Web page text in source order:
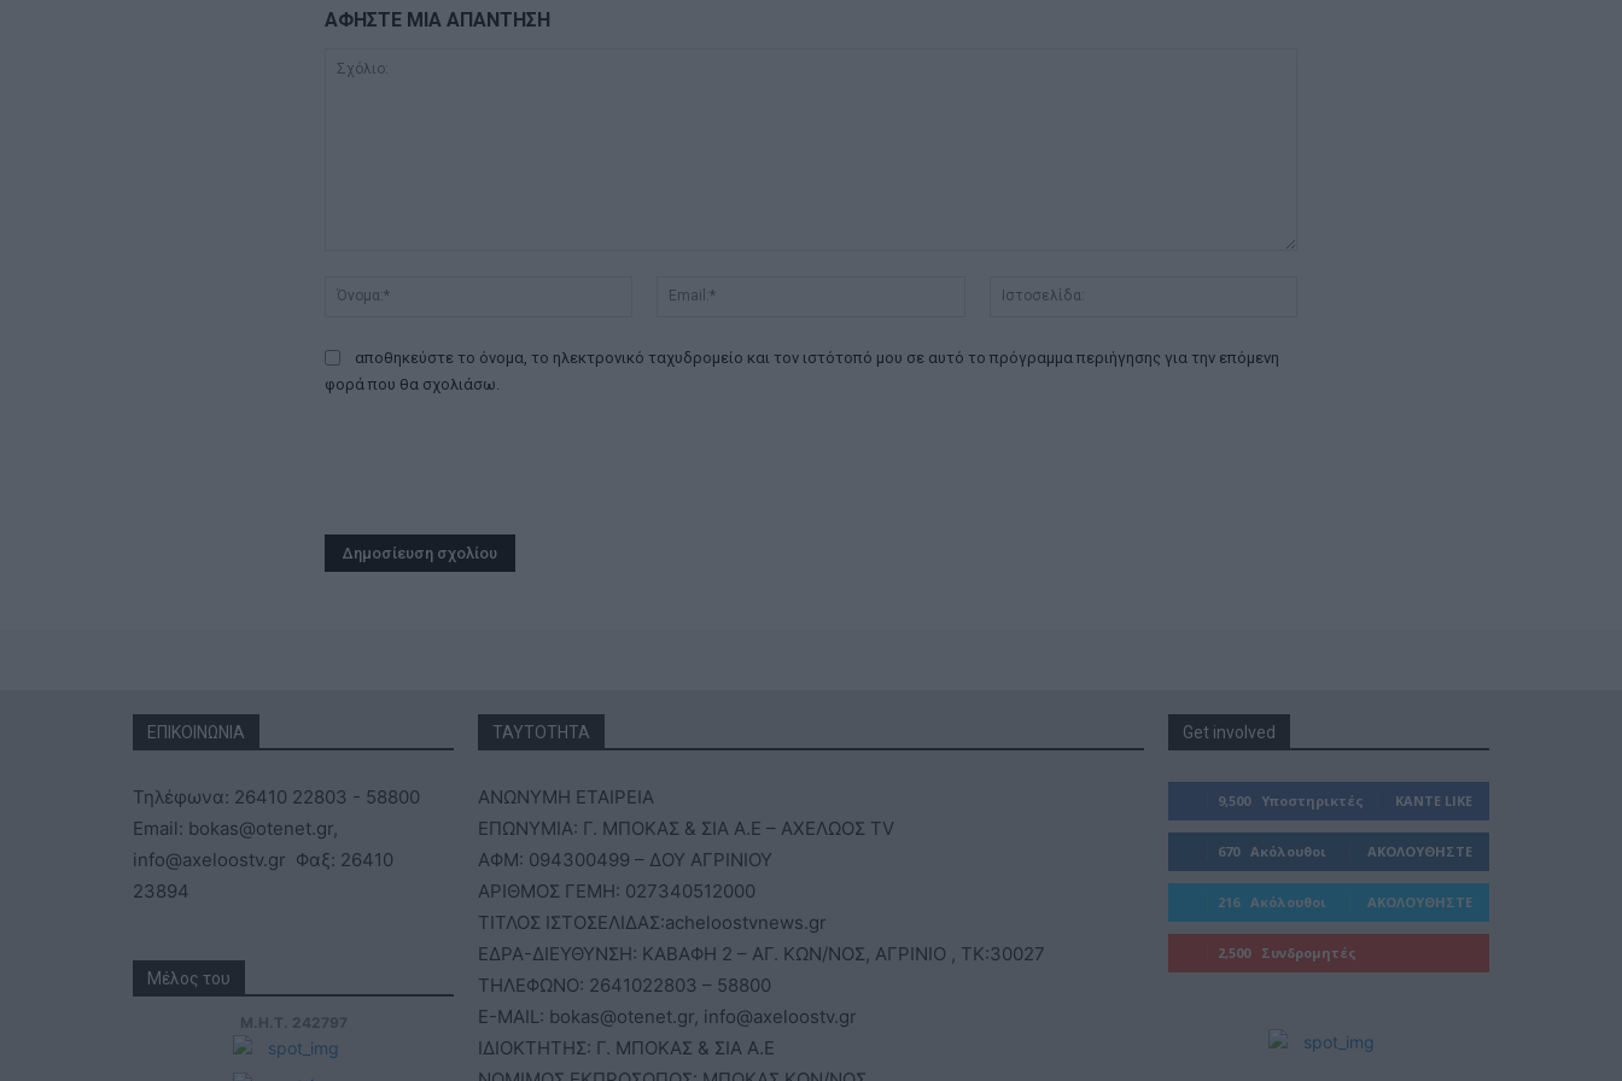
ΑΦΗΣΤΕ ΜΙΑ ΑΠΑΝΤΗΣΗ
Όνομα:*
Email:*
αποθηκεύστε το όνομα, το ηλεκτρονικό ταχυδρομείο και τον ιστότοπό μου σε αυτό το πρόγραμμα περιήγησης για την επόμενη
φορά που θα σχολιάσω.
ΕΠΙΚΟΙΝΩΝΙΑ
Τηλέφωνα: 26410 22803 - 58800
Email: bokas@otenet.gr,
info@axeloostv.gr Φαξ: 26410
23894
Μέλος του
Μ.Η.Τ. 242797
ΤΑΥΤΟΤΗΤΑ
ΑΝΩΝΥΜΗ ΕΤΑΙΡΕΙΑ
ΕΠΩΝΥΜΙΑ: Γ. ΜΠΟΚΑΣ & ΣΙΑ Α.Ε – ΑΧΕΛΩΟΣ TV
ΑΦΜ: 094300499 – ΔΟΥ ΑΓΡΙΝΙΟΥ
ΑΡΙΘΜΟΣ ΓΕΜΗ: 027340512000
ΤΙΤΛΟΣ ΙΣΤΟΣΕΛΙΔΑΣ:acheloostvnews.gr
ΕΔΡΑ-ΔΙΕΥΘΥΝΣΗ: ΚΑΒΑΦΗ 2 – ΑΓ. ΚΩΝ/ΝΟΣ, ΑΓΡΙΝΙΟ , ΤΚ:30027
ΤΗΛΕΦΩΝΟ: 2641022803 – 58800
E-MAIL: bokas@otenet.gr, info@axeloostv.gr
ΙΔΙΟΚΤΗΤΗΣ: Γ. ΜΠΟΚΑΣ & ΣΙΑ Α.Ε
Get involved
9,500 Υποστηρικτές ΚΆΝΤΕ LIKE
670 Ακόλουθοι ΑΚΟΛΟΥΘΉΣΤΕ
216 Ακόλουθοι ΑΚΟΛΟΥΘΉΣΤΕ
2,500 Συνδρομητές